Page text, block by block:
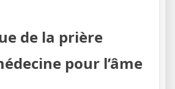
de la prière
pour l’âme